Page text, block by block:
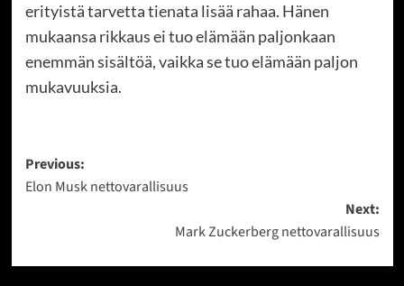
erityistä tarvetta tienata lisää rahaa. Hänen
mukaansa rikkaus ei tuo elämään paljonkaan
enemmän sisältöä, vaikka se tuo elämään paljon
mukavuuksia.
Post
navigation
Previous:
Elon Musk nettovarallisuus
Next:
Mark Zuckerberg nettovarallisuus